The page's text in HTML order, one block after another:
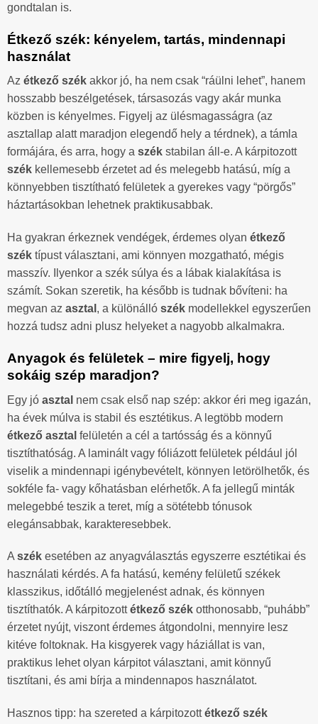
gondtalan is.
Étkező szék: kényelem, tartás, mindennapi
használat
Az étkező szék akkor jó, ha nem csak “ráülni lehet”, hanem
hosszabb beszélgetések, társasozás vagy akár munka
közben is kényelmes. Figyelj az ülésmagasságra (az
asztallap alatt maradjon elegendő hely a térdnek), a támla
formájára, és arra, hogy a szék stabilan áll-e. A kárpitozott
szék kellemesebb érzetet ad és melegebb hatású, míg a
könnyebben tisztítható felületek a gyerekes vagy “pörgős”
háztartásokban lehetnek praktikusabbak.
Ha gyakran érkeznek vendégek, érdemes olyan étkező
szék típust választani, ami könnyen mozgatható, mégis
masszív. Ilyenkor a szék súlya és a lábak kialakítása is
számít. Sokan szeretik, ha később is tudnak bővíteni: ha
megvan az asztal , a különálló szék modellekkel egyszerűen
hozzá tudsz adni plusz helyeket a nagyobb alkalmakra.
Anyagok és felületek – mire figyelj, hogy
sokáig szép maradjon?
Egy jó asztal nem csak első nap szép: akkor éri meg igazán,
ha évek múlva is stabil és esztétikus. A legtöbb modern
étkező asztal felületén a cél a tartósság és a könnyű
tisztíthatóság. A laminált vagy fóliázott felületek például jól
viselik a mindennapi igénybevételt, könnyen letörölhetők, és
sokféle fa- vagy kőhatásban elérhetők. A fa jellegű minták
melegebbé teszik a teret, míg a sötétebb tónusok
elegánsabbak, karakteresebbek.
A szék esetében az anyagválasztás egyszerre esztétikai és
használati kérdés. A fa hatású, kemény felületű székek
klasszikus, időtálló megjelenést adnak, és könnyen
tisztíthatók. A kárpitozottétkező szék otthonosabb, “puhább”
érzetet nyújt, viszont érdemes átgondolni, mennyire lesz
kitéve foltoknak. Ha kisgyerek vagy háziállat is van,
praktikus lehet olyan kárpitot választani, amit könnyű
tisztítani, és ami bírja a mindennapos használatot.
Hasznos tipp: ha szereted a kárpitozottétkező szék